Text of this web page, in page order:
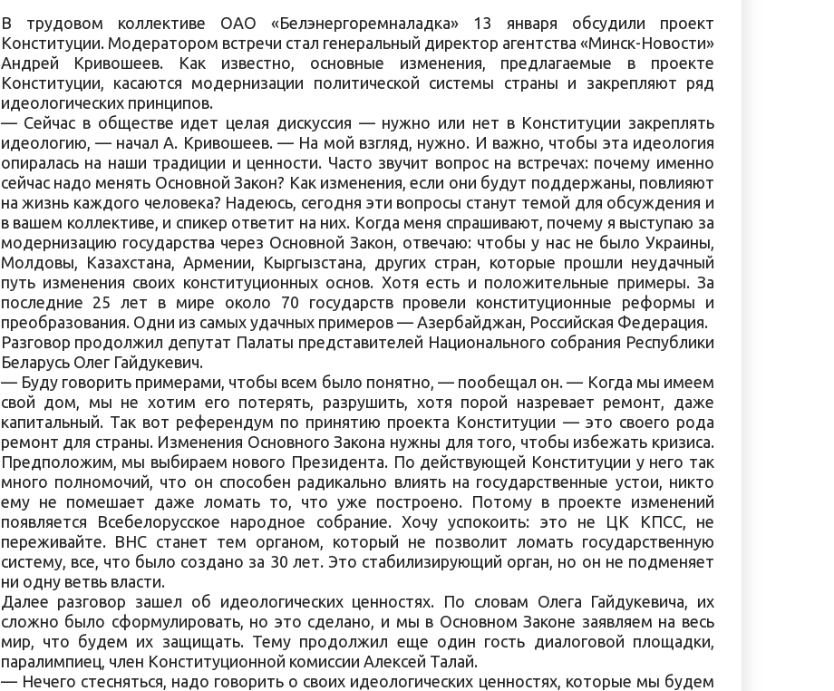
В трудовом коллективе ОАО «Белэнергоремналадка» 13 января обсудили проект
Конституции. Модератором встречи стал генеральный директор агентства «Минск-Новости»
Андрей Кривошеев. Как известно, основные изменения, предлагаемые в проекте
Конституции, касаются модернизации политической системы страны и закрепляют ряд
идеологических принципов.
— Сейчас в обществе идет целая дискуссия — нужно или нет в Конституции закреплять
идеологию, — начал А. Кривошеев. — На мой взгляд, нужно. И важно, чтобы эта идеология
опиралась на наши традиции и ценности. Часто звучит вопрос на встречах: почему именно
сейчас надо менять Основной Закон? Как изменения, если они будут поддержаны, повлияют
на жизнь каждого человека? Надеюсь, сегодня эти вопросы станут темой для обсуждения и
в вашем коллективе, и спикер ответит на них. Когда меня спрашивают, почему я выступаю за
модернизацию государства через Основной Закон, отвечаю: чтобы у нас не было Украины,
Молдовы, Казахстана, Армении, Кыргызстана, других стран, которые прошли неудачный
путь изменения своих конституционных основ. Хотя есть и положительные примеры. За
последние 25 лет в мире около 70 государств провели конституционные реформы и
преобразования. Одни из самых удачных примеров — Азербайджан, Российская Федерация.
Разговор продолжил депутат Палаты представителей Национального собрания Республики
Беларусь Олег Гайдукевич.
— Буду говорить примерами, чтобы всем было понятно, — пообещал он. — Когда мы имеем
свой дом, мы не хотим его потерять, разрушить, хотя порой назревает ремонт, даже
капитальный. Так вот референдум по принятию проекта Конституции — это своего рода
ремонт для страны. Изменения Основного Закона нужны для того, чтобы избежать кризиса.
Предположим, мы выбираем нового Президента. По действующей Конституции у него так
много полномочий, что он способен радикально влиять на государственные устои, никто
ему не помешает даже ломать то, что уже построено. Потому в проекте изменений
появляется Всебелорусское народное собрание. Хочу успокоить: это не ЦК КПСС, не
переживайте. ВНС станет тем органом, который не позволит ломать государственную
систему, все, что было создано за 30 лет. Это стабилизирующий орган, но он не подменяет
ни одну ветвь власти.
Далее разговор зашел об идеологических ценностях. По словам Олега Гайдукевича, их
сложно было сформулировать, но это сделано, и мы в Основном Законе заявляем на весь
мир, что будем их защищать. Тему продолжил еще один гость диалоговой площадки,
паралимпиец, член Конституционной комиссии Алексей Талай.
— Нечего стесняться, надо говорить о своих идеологических ценностях, которые мы будем